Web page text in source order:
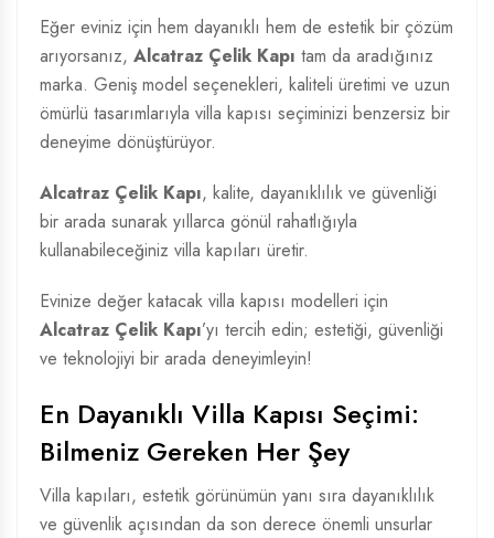
Eğer eviniz için hem dayanıklı hem de estetik bir çözüm
arıyorsanız, Alcatraz Çelik Kapı tam da aradığınız
marka. Geniş model seçenekleri, kaliteli üretimi ve uzun
ömürlü tasarımlarıyla villa kapısı seçiminizi benzersiz bir
deneyime dönüştürüyor.
Alcatraz Çelik Kapı, kalite, dayanıklılık ve güvenliği
bir arada sunarak yıllarca gönül rahatlığıyla
kullanabileceğiniz villa kapıları üretir.
Evinize değer katacak villa kapısı modelleri için
Alcatraz Çelik Kapı’yı tercih edin; estetiği, güvenliği
ve teknolojiyi bir arada deneyimleyin!
En Dayanıklı Villa Kapısı Seçimi:
Bilmeniz Gereken Her Şey
Villa kapıları, estetik görünümün yanı sıra dayanıklılık
ve güvenlik açısından da son derece önemli unsurlar